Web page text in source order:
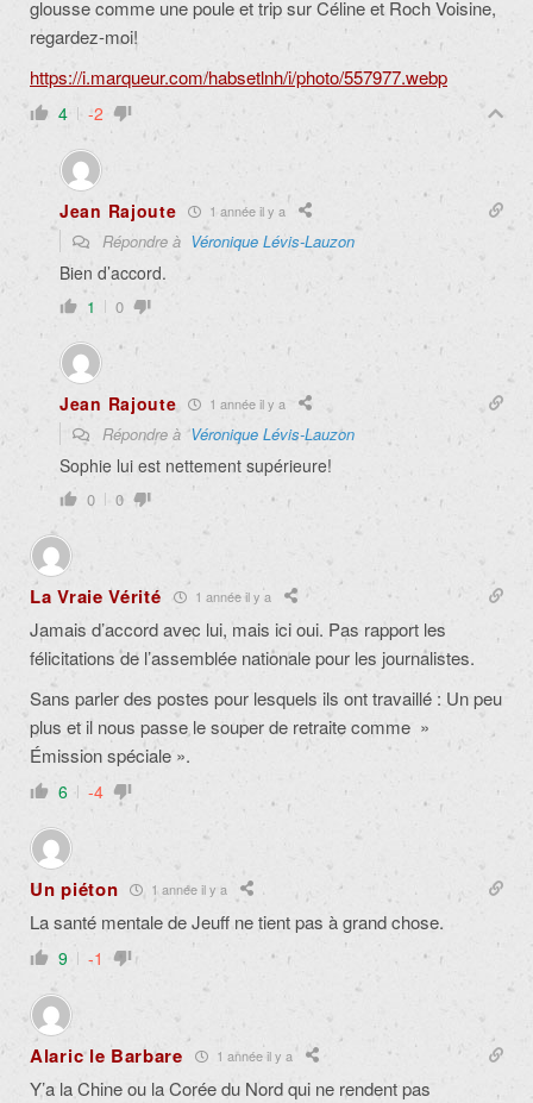
glousse comme une poule et trip sur Céline et Roch Voisine,
regardez-moi!
https://i.marqueur.com/habsetlnh/i/photo/557977.webp
4 -2
Jean Rajoute 1 année il y a
Répondre à Véronique Lévis-Lauzon
Bien d’accord.
1 0
Jean Rajoute 1 année il y a
Répondre àVéronique Lévis-Lauzon
Sophie lui est nettement supérieure!
0 0
La Vraie Vérité 1 année il y a
Jamais d’accord avec lui, mais ici oui. Pas rapport les
félicitations de l’assemblée nationale pour les journalistes.
Sans parler des postes pour lesquels ils ont travaillé : Un peu
plus et il nous passe le souper de retraite comme »
Émission spéciale ».
6 -4
Un piéton 1 année il y a
La santé mentale de Jeuff ne tient pas à grand chose.
9 -1
Alaric le Barbare 1 année il y a
Y’a la Chine ou la Corée du Nord qui ne rendent pas